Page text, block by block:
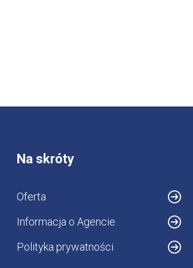
Na skróty
Oferta
Informacja o Agencie
Polityka prywatności